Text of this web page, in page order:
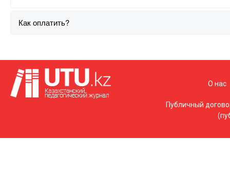
Как оплатить?
О нас
Публичный